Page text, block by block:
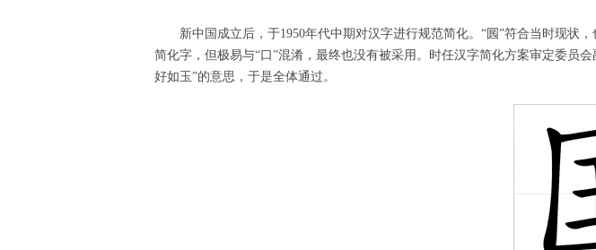
新中国成立后，于1950年代中期对汉字进行规范简化。“囻”符合当时现状
简化字，但极易与“口”混淆，最终也没有被采用。时任汉字简化方案审定委员
好如玉”的意思，于是全体通过。